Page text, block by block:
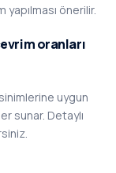
yapılması önerilir.
oranları
uygun
sunar. Detaylı